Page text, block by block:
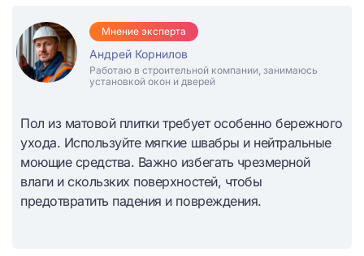
Мнение эксперта
Андрей Корнилов
Работаю в строительной компании, занимаюсь
установкой окон и дверей
Пол из матовой плитки требует особенно бережного
ухода. Используйте мягкие швабры и нейтральные
моющие средства. Важно избегать чрезмерной
влаги и скользких поверхностей, чтобы
предотвратить падения и повреждения.